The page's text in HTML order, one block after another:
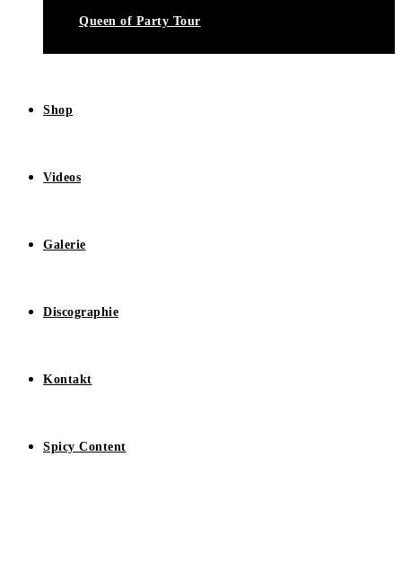
Queen of Party Tour
Shop
Videos
Galerie
Discographie
Kontakt
Spicy Content